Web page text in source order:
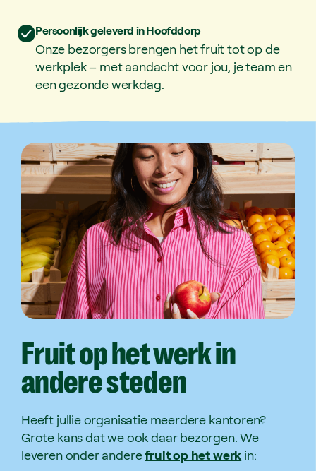
Persoonlijk geleverd in Hoofddorp
Onze bezorgers brengen het fruit tot op de
werkplek – met aandacht voor jou, je team en
een gezonde werkdag.
Fruitophetwerkin
anderesteden
Heeft jullie organisatie meerdere kantoren?
Grote kans dat we ook daar bezorgen. We
leveren onder anderefruit op het werk in: